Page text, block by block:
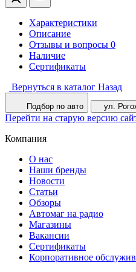
Характеристики
Описание
Отзывы и вопросы 0
Наличие
Сертификаты
Вернуться в каталог Назад
Подбор по авто ул.
Перейти на старую версию
Компания
О нас
Наши бренды
Новости
Статьи
Обзоры
Автомаг на радио
Магазины
Вакансии
Сертификаты
Корпоративное